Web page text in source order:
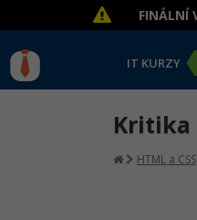
FINÁLNÍ
IT KURZY
Kritika
HTML a CSS